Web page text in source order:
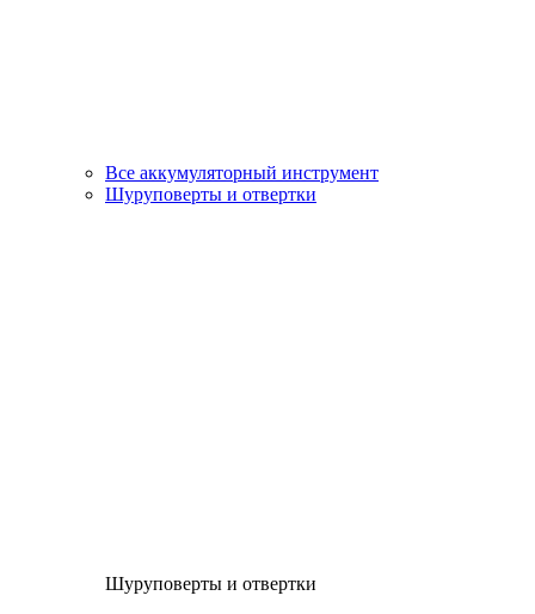
Все аккумуляторный инструмент
Шуруповерты и отвертки
Шуруповерты и отвертки